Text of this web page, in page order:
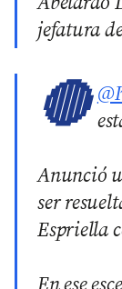
jefatura
🔴
Anunció
ser
Espriella
En ese